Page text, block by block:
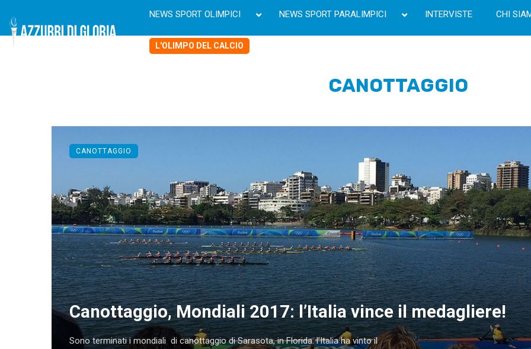
NEWS SPORT OLIMPICI NEWS SPORT PARALIMPICI INTERVISTE CHI
L'OLIMPO DEL CALCIO
CANOTTAGGIO
Canottaggio, Mondiali 2017: l’Italia vince il medagliere!
Sono terminati i mondiali di canottaggio di Sarasota, in Florida: l’Italia ha vinto il
CANOTTAGGIO